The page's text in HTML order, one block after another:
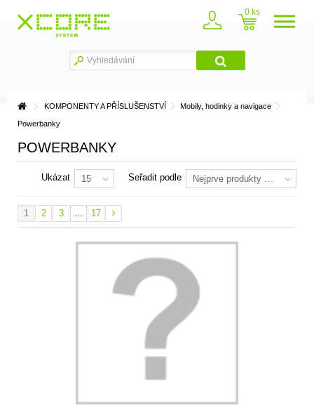
0
KOMPONENTY A PŘÍSLUŠENSTVÍ Mobily, hodinky a navigace
Powerbanky
POWERBANKY
Seřadit podle Nejprve produkty skladem
Ukázat 15
1 2 3 ... 17